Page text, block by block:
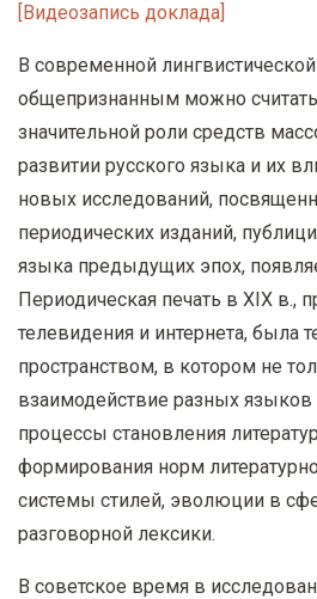
[Видеозапись доклада]
В современной
общепризнанным можно
значительной роли средств
развитии русского языка и их
новых исследований,
периодических изданий,
языка предыдущих эпох,
Периодическая печать в XIX в.,
телевидения и интернета,
пространством, в котором не
взаимодействие разных языков
процессы становления
формирования норм
системы стилей, эволюции в
разговорной лексики.
В советское время в